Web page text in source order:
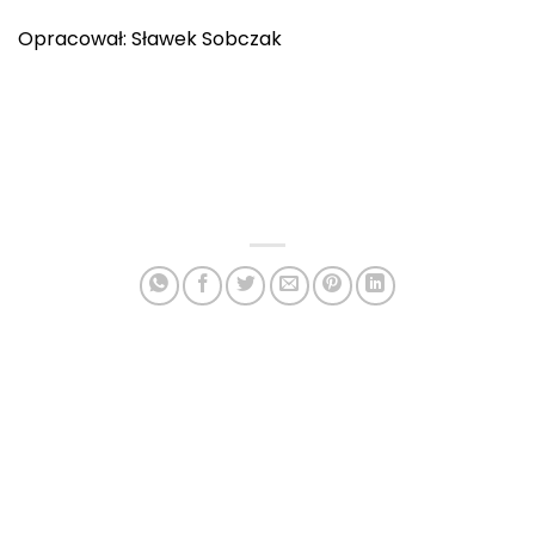
Opracował: Sławek Sobczak